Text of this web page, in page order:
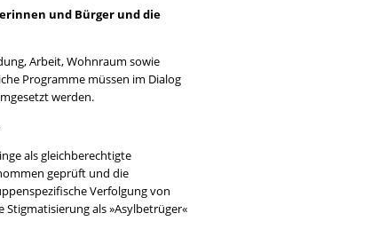
und Bürger und die
Arbeit, Wohnraum sowie
Programme müssen im Dialog
werden.
als gleichberechtigte
geprüft und die
Verfolgung von
als »Asylbetrüger«